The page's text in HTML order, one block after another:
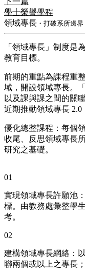
學士榮譽學程
領域專長 ・打破系所邊界
「領域專長」制度是
教育目標。
前期的重點為課程重
域，開設領域專長。
以及課與課之間的關
近期推動領域專長 2.0
優化總整課程：每個
收尾、反思領域專長
研究之基礎。
01
實現領域專長許願池
標。由教務處彙整學
考。
02
建構領域專長網絡：
聯兩個或以上之專長